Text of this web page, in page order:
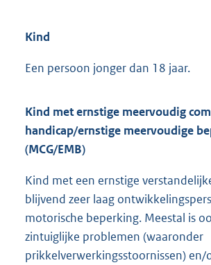
Kind
Een persoon jonger dan 18 jaar.
Kind met ernstige meervoudig
handicap/ernstige meervoudige
(MCG/EMB)
Kind met een ernstige
blijvend zeer laag
motorische beperking. Meestal is
zintuiglijke problemen (waaronder
prikkelverwerkingsstoornissen) en/